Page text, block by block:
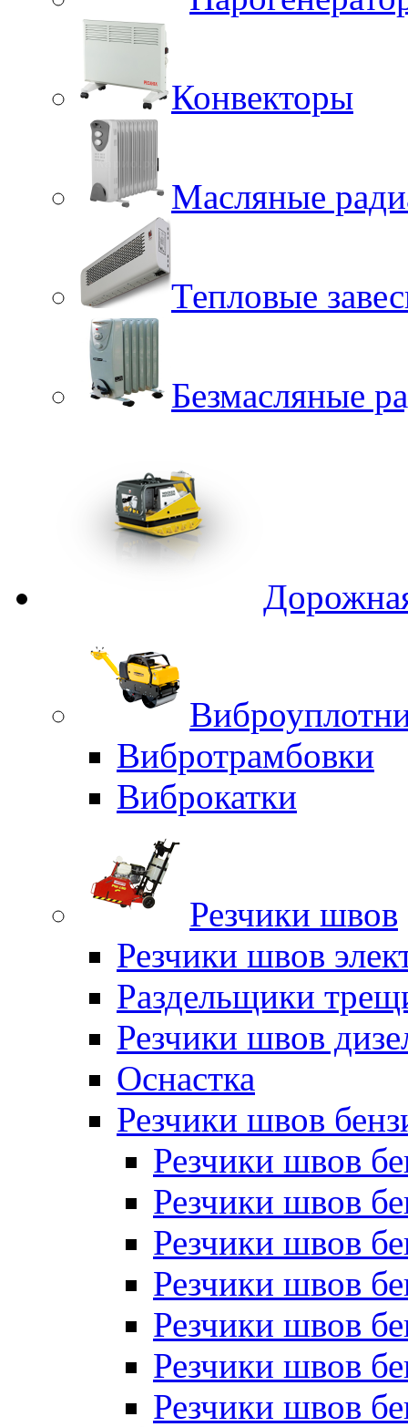
Конвекторы
Масляные
Тепловые
Безмасляные
Вибротрамбовки
Виброкатки
Резчики швов
Резчики швов
Раздельщики
Резчики швов
Оснастка
Резчики швов
Резчики швов
Резчики швов
Резчики швов
Резчики швов
Резчики швов
Резчики швов
Резчики швов